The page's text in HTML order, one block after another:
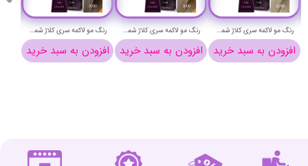
رنگ مو لاکمه سری کلاژ شماره 8/00 ( بلوند روشن ) - Lakme Collage Hair Color
افزودن به سبد خرید
رنگ مو لاکمه سری کلاژ شماره 9/00 ( بلوند خیلی روشن ) - Lakme Collage Hair Color
افزودن به سبد خرید
رنگ مو لاکمه سری کلاژ شماره 10/00 ( بلوند پلاتینیوم ) - Lakme Collage Hair Color
افزودن به سبد خرید